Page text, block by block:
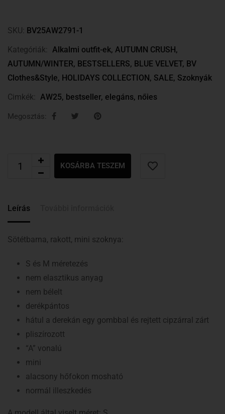
SKU: BV25AW2791-1
Kategóriák:
Alkalmi outfit-ek, AUTUMN CRUSH,
AUTUMN/WINTER, BESTSELLERS, BLUE VELVET, BV
Clothes&Style, HOLIDAYS COLLECTION, SALE, Szoknyák
Cimkék:
AW25, bestseller, elegáns, nőies
Megosztás:
KOSÁRBA TESZEM
Leírás
Sötétbarna, rakott, mini szoknya:
S és M méretezés
nem elasztikus anyag
nem bélelt
derékpántos
hátul a derekán egy gombbal és rejtett cipzárral zárt
pliszírozott
“A” vonalú
mini
alacsony hőfokon mosható
normál illeszkedés